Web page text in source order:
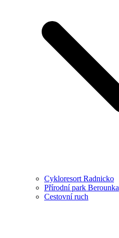
Cykloresort Radnicko
Přírodní park Berounka
Cestovní ruch